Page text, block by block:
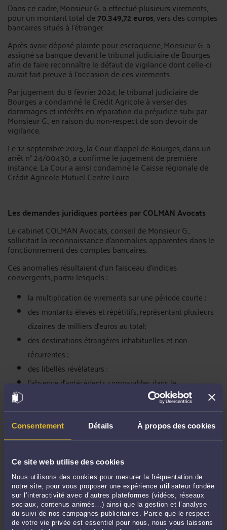
Consentement Détails À propos des cookies
Ce site web utilise des cookies
Nous utilisons des cookies pour mesurer la fréquentation de
notre site, pour vous proposer une expérience utilisateur fondée
sur l’interactivité avec d’autres plateformes (vidéos, réseaux
sociaux, contenus animés…) ainsi que la gestion et l’analyse
du suivi de nos campagnes publicitaires. Parce que le respect
de votre vie privée est essentiel pour nous, nous vous laissons
Dans ce cadre, Monsieur G. a effectué plusieurs virements,
pour un montant total de70.349,72 euros, vers des comptes
bancaires situés à l’étranger.
Après avoir déposé plainte pour escroquerie, Monsieur G. a
assigné sa banque devant le tribunal judiciaire de Bourges
afin de faire reconnaître le défaut de vigilance dont celle-ci
aurait fait preuve à l’occasion de ces virements.
Par jugement du 8 février 2024, le tribunal judiciaire de
Bourges a condamné le Crédit Agricole à verser des
dommages et intérêts en réparation du préjudice subi par
Monsieur G., en raison du non-respect de son devoir de
vigilance.
Le 12 septembre 2025, la Cour d’appel de Bourges, dans un
arrêt n° 24/00430, a confirmé le jugement de première
instance. La Cour a ainsi condamné la Caisse régionale de
Crédit Agricole Mutuel Centre Loire.
Les demandes juridiques portées par COLMAN Avocats
Le cabinet COLMAN Avocats, conseil de Monsieur G.,
sollicitait la reconnaissance d’anomalies apparentes dans le
fonctionnement des comptes bancaires.
Ces anomalies résultaient d’un faisceau d’indices
convergents, parmi lesquels :
la multiplication de virements sur une période courte ;
des montants élevés et répétitifs, représentant plusieurs
dizaines de milliers d’euros au total;
des destinations étrangères inhabituelles et non
récurrentes ;
des libellés révélateurs ;
l’absence d’antécédents comparables dans le
Il était ainsi demandé à la juridiction de retenir un
manquement de la banque à son devoir général de vigilance,
sur le fondement de l’article 1231-1 du Code civil.
tiennent lieu de loi à ceux qui les ont faites et que leur
inexécution fautive peut engager la responsabilité
contractuelle de la partie défaillante.
En matière bancaire, il en résulte un devoir général de
vigilance pesant sur l’établissement bancaire. Ce devoir
impose à la banque de détecter les anomalies apparentes au